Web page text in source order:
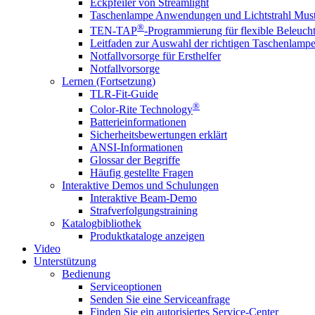
Taschenlampe Anwendungen und Lichtstrahl
TEN-TAP®-Programmierung für flexible
Leitfaden zur Auswahl der richtigen Taschenlampe
Notfallvorsorge für Ersthelfer
Notfallvorsorge
Lernen (Fortsetzung)
TLR-Fit-Guide
Color-Rite Technology®
Batterieinformationen
Sicherheitsbewertungen erklärt
ANSI-Informationen
Glossar der Begriffe
Häufig gestellte Fragen
Interaktive Demos und Schulungen
Interaktive Beam-Demo
Strafverfolgungstraining
Katalogbibliothek
Produktkataloge anzeigen
Video
Unterstützung
Bedienung
Serviceoptionen
Senden Sie eine Serviceanfrage
Finden Sie ein autorisiertes Service-Center